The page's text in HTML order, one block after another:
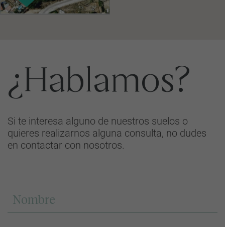
¿Hablamos?
Si te interesa alguno de nuestros suelos o
quieres realizarnos alguna consulta, no dudes
en contactar con nosotros.